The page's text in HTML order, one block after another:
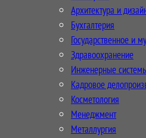
Архитектура и
Бухгалтерия
Государственное и
Здравоохранение
Инженерные
Кадровое
Косметология
Менеджмент
Металлургия